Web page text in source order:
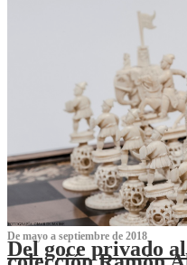
De mayo a septiembre de 2018
Del goce privado